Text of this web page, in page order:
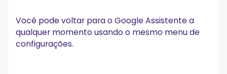
Você pode voltar para o Google Assistente a
qualquer momento usando o mesmo menu de
configurações.